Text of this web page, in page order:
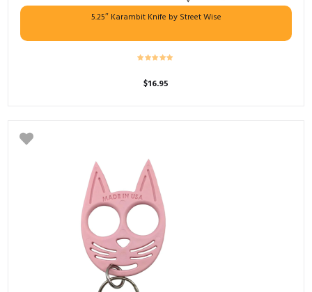
5.25″ Karambit Knife by Street Wise
$16.95